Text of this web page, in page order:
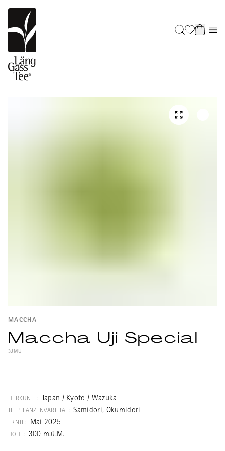
MACCHA
Maccha Uji Special
3JMU
geschichtsträchtigsten Tee-Regionen
Japans. Dieser intensive, würzige Maccha
wurde von Teemeister Morita aus Uji
komponiert.
HERKUNFT: Japan / Kyoto / Wazuka
TEEPFLANZENVARIETÄT: Samidori, Okumidori
ERNTE: Mai 2025
HÖHE: 300 m.ü.M.